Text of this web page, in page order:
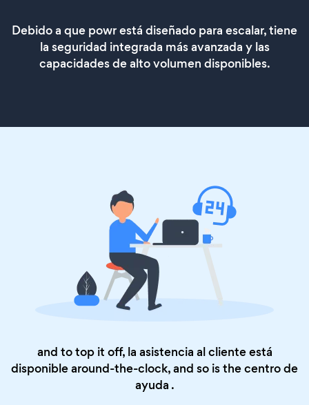
Debido a que powr está diseñado para escalar, tiene
la seguridad integrada más avanzada y las
capacidades de alto volumen disponibles.
and to top it off, la asistencia al cliente está
disponible around-the-clock, and so is thecentro de
ayuda .